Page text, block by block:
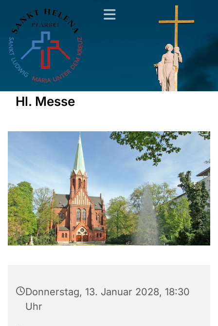
Hl. Messe
Donnerstag, 13. Januar 2028, 18:30
Uhr